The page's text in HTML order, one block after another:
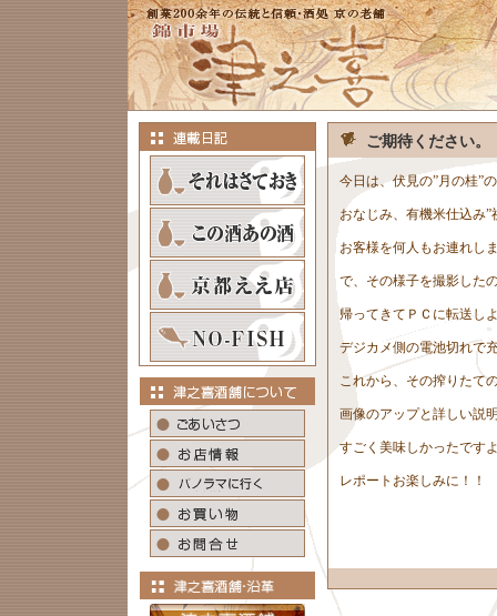
ご期待ください。
今日は、伏見の”月の桂”
おなじみ、有機米仕込み
お客様を何人もお連れし
で、その様子を撮影した
帰ってきてＰＣに転送し
デジカメ側の電池切れで
これから、その搾りたて
画像のアップと詳しい説
すごく美味しかったです
レポートお楽しみに！！